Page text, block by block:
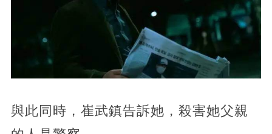
與此同時，崔武鎮告訴她，殺害她父親